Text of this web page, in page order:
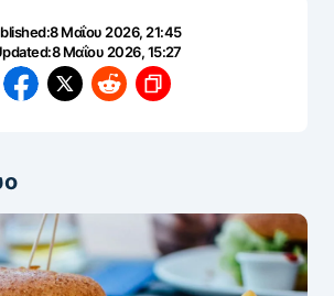
8 Μαΐου 2026, 21:45
8 Μαΐου 2026, 15:27